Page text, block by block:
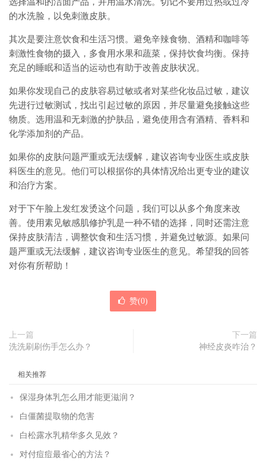
选择温和的洁面产品，并用温水清洗。切记不要用过热或过冷
的水洗脸，以免刺激皮肤。
其次是要注意饮食和生活习惯。避免辛辣食物、酒精和咖啡等
刺激性食物的摄入，多食用水果和蔬菜，保持饮食均衡。保持
充足的睡眠和适当的运动也有助于改善皮肤状况。
如果你发现自己的皮肤容易过敏或者对某些化妆品过敏，建议
先进行过敏测试，找出引起过敏的原因，并尽量避免接触这些
物质。选用温和无刺激的护肤品，避免使用含有酒精、香料和
化学添加剂的产品。
如果你的皮肤问题严重或无法缓解，建议咨询专业医生或皮肤
科医生的意见。他们可以根据你的具体情况给出更专业的建议
和治疗方案。
对于下午脸上发红发烫这个问题，我们可以从多个角度来改
善。使用素见敏感肌修护乳是一种不错的选择，同时还需注意
保持皮肤清洁，调整饮食和生活习惯，并避免过敏源。如果问
题严重或无法缓解，建议咨询专业医生的意见。希望我的回答
对你有所帮助！
赞(0)
上一篇
洗洗刷刷伤手怎么办？
下一篇
神经皮炎咋治？
相关推荐
保湿身体乳怎么用才能更滋润？
白僵菌提取物的危害
白松露水乳精华多久见效？
对付痘痘最省心的方法？